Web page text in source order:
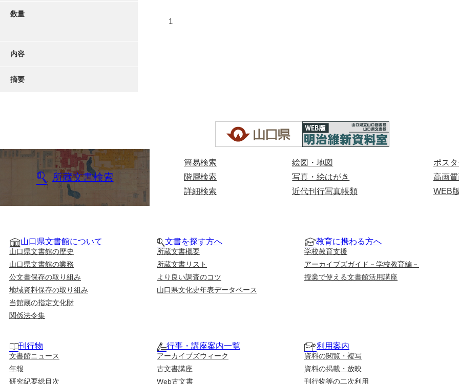
数量
1
内容
摘要
所蔵文書検索
簡易検索
階層検索
詳細検索
絵図・地図
写真・絵はがき
近代刊行写真帳類
ポス
高画
WEB
山口県文書館について
山口県文書館の歴史
山口県文書館の業務
公文書保存の取り組み
地域資料保存の取り組み
当館蔵の指定文化財
関係法令集
文書を探す方へ
所蔵文書概要
所蔵文書リスト
より良い調査のコツ
山口県文化史年表データベース
教育に携わる方へ
学校教育支援
アーカイブズガイド－学校教育編－
授業で使える文書館活用講座
刊行物
文書館ニュース
年報
研究紀要総目次
行事・講座案内一覧
アーカイブズウィーク
古文書講座
Web古文書
利用案内
資料の閲覧・複写
資料の掲載・放映
刊行物等の二次利用